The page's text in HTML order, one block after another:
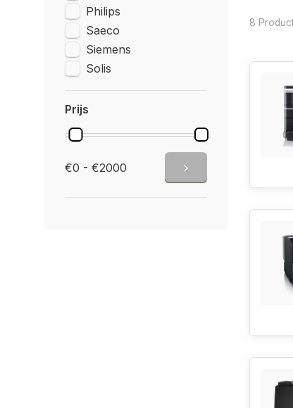
Philips
Saeco
Siemens
Solis
Prijs
€0 - €2000
8